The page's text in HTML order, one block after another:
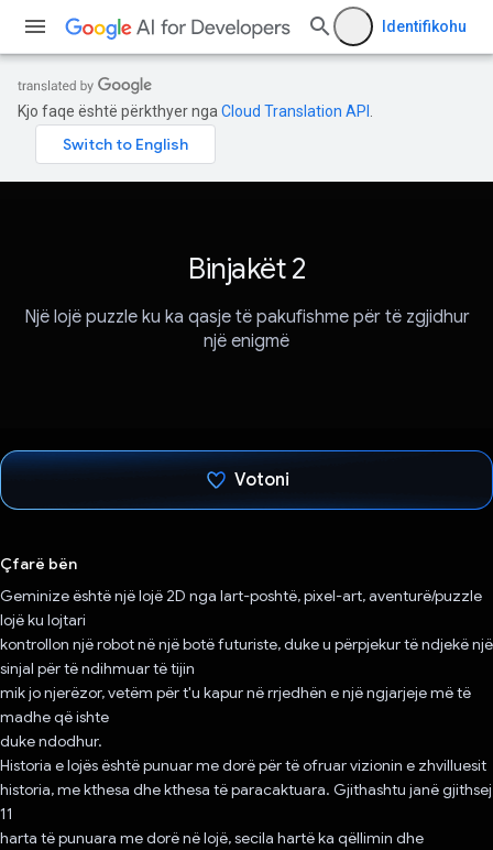
Identifikohu
Kjo faqe është përkthyer nga Cloud Translation API
Binjakët 2
Një lojë puzzle ku ka qasje të pakufishme për të zgjidhur
një enigmë
Votoni
Çfarë bën
Geminize është një lojë 2D nga lart-poshtë, pixel-art, aventurë/puzzle
lojë ku lojtari
kontrollon një robot në një botë futuriste, duke u përpjekur të ndjekë një
sinjal për të ndihmuar të tijin
mik jo njerëzor, vetëm për t'u kapur në rrjedhën e një ngjarjeje më të
madhe që ishte
duke ndodhur.
Historia e lojës është punuar me dorë për të ofruar vizionin e zhvilluesit
historia, me kthesa dhe kthesa të paracaktuara. Gjithashtu janë gjithsej
11
harta të punuara me dorë në lojë, secila hartë ka qëllimin dhe